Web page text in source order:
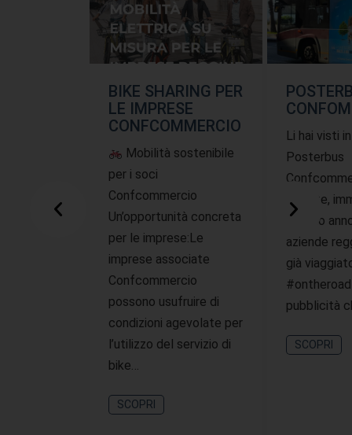
BIKE SHARING PER
LE IMPRESE
CONFCOMMERCIO
Mobilità sostenibile
per i soci
Confcommercio
Un’opportunità concreta
per le imprese:Le
imprese associate
Confcommercio
possono usufruire di
condizioni agevolate per
l’utilizzo del servizio di
bike…
SCOPRI
Li hai visti
Posterbus
offerte,
questo
aziende
già
pubblicità
SCOPRI